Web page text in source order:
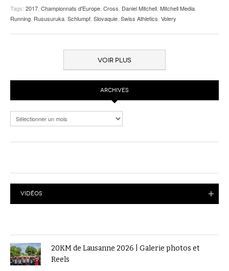
Tags: 2017 Championnats d'Europe Cross Daniel Mitchell Mitchell Media
Running Rususuruka Schlumpf Slovaquie Swiss Athletics Volery
VOIR PLUS
ARCHIVES
Archives
VIDÉOS
20KM de Lausanne 2026 | Galerie photos et
Reels